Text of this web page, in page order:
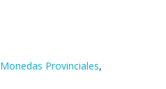
Monedas Provinciales,